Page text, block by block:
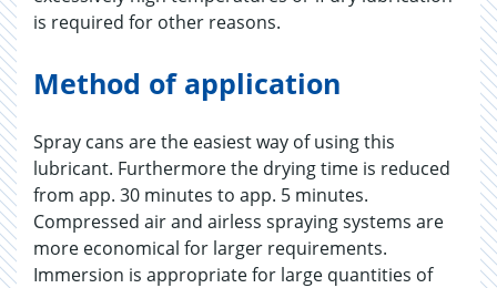
is required for other reasons.
Method of application
Spray cans are the easiest way of using this
lubricant. Furthermore the drying time is reduced
from app. 30 minutes to app. 5 minutes.
Compressed air and airless spraying systems are
more economical for larger requirements.
Immersion is appropriate for large quantities of